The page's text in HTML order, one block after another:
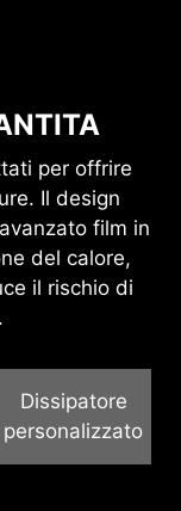
per offrire
Il design
film in
del calore,
il rischio di
Dissipatore
personalizzato